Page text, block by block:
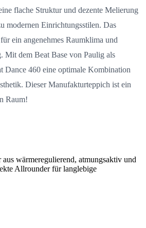
flache Struktur und dezente Melierung
modernen Einrichtungsstilen. Das
ein angenehmes Raumklima und
Mit dem Beat Base von Paulig als
Dance 460 eine optimale Kombination
Dieser Manufakturteppich ist ein
Raum!
wärmeregulierend, atmungsaktiv und
Allrounder für langlebige